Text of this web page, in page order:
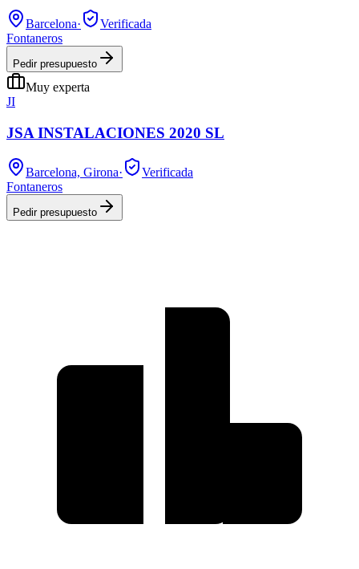
Barcelona·
Verificada
Fontaneros
Pedir presupuesto
Muy experta
JI
JSA INSTALACIONES 2020 SL
Barcelona, Girona·
Verificada
Fontaneros
Pedir presupuesto